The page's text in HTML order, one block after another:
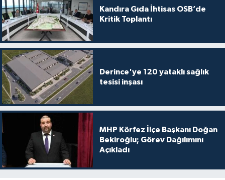
Kandıra Gıda İhtisas OSB’de
Kritik Toplantı
Derince'ye 120 yataklı sağlık
tesisi inşası
MHP Körfez İlçe Başkanı Doğan
Bekiroğlu; Görev Dağılımını
Açıkladı